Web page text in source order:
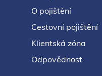
O pojištění
Cestovní pojištění
Klientská zóna
Odpovědnost